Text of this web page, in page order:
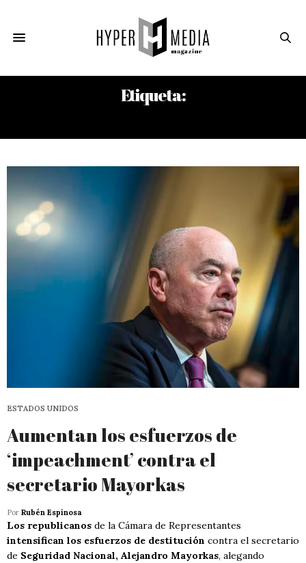
Etiqueta:
ESTADOS UNIDOS
Aumentan los esfuerzos de
‘impeachment’ contra el
secretario Mayorkas
Por Rubén Espinosa
Los republicanos de la Cámara de Representantes
intensifican los esfuerzos de destitución contra el secretario
de Seguridad Nacional, Alejandro Mayorkas, alegando